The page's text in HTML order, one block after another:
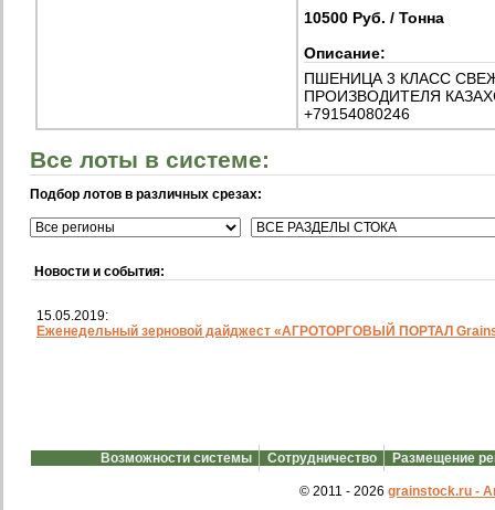
10500 Руб. / Тонна
Описание:
ПШЕНИЦА 3 КЛАСС
ПРОИЗВОДИТЕЛЯ
+79154080246
Все лоты в системе:
Подбор лотов в различных срезах:
Новости и события:
15.05.2019:
Еженедельный зерновой дайджест «АГРОТОРГОВЫЙ ПОРТАЛ
Возможности системы Сотрудничество Размещение
© 2011 - 2026 grainstock.ru -